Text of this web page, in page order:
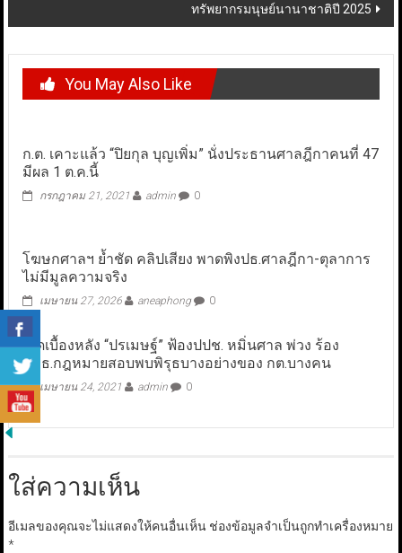
ทรัพยากรมนุษย์นานาชาติปี 2025
You May Also Like
ก.ต. เคาะแล้ว “ปิยกุล บุญเพิ่ม” นั่งประธานศาลฎีกาคนที่ 47
มีผล 1 ต.ค.นี้
กรกฎาคม 21, 2021 admin 0
โฆษกศาลฯ ย้ำชัด คลิปเสียง พาดพิงปธ.ศาลฎีกา-ตุลาการ
ไม่มีมูลความจริง
เมษายน 27, 2026 aneaphong 0
เปิดเบื้องหลัง “ปรเมษฐ์” ฟ้องปปช. หมิ่นศาล พ่วง ร้อง
กมธ.กฎหมายสอบพบพิรุธบางอย่างของ กต.บางคน
เมษายน 24, 2021 admin 0
ใส่ความเห็น
อีเมลของคุณจะไม่แสดงให้คนอื่นเห็น ช่องข้อมูลจำเป็นถูกทำเครื่องหมาย
*